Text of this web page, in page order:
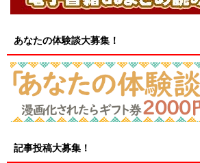
あなたの体験談大募集！
記事投稿大募集！